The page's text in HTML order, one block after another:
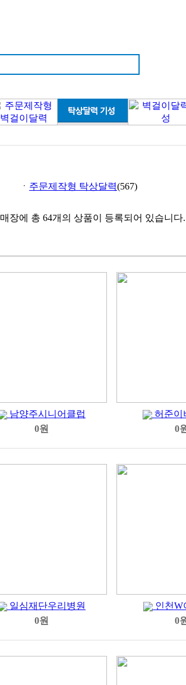
ㆍ 주문제작형 탁상달력(567)
매장에 총 64개의 상품이 등록되어 있습니다.
남양주시니어클럽
0원
허준이
0
일심재단우리병원
0원
인천W
0